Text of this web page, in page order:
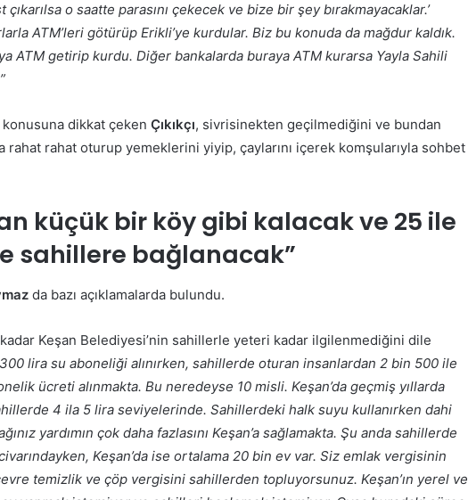
o saatte parasını çekecek ve bize bir şey bırakmayacaklar.’
ATM’leri götürüp Erikli’ye kurdular. Biz bu konuda da mağdur kaldık.
ATM getirip kurdu. Diğer bankalarda buraya ATM kurarsa Yayla Sahili
dikkat çeken Çıkıkçı, sivrisinekten geçilmediğini ve bundan
rahat rahat oturup yemeklerini yiyip, çaylarını içerek komşularıyla sohbet
küçük bir köy gibi kalacak ve 25 ile
sahillere bağlanacak”
da bazı açıklamalarda bulundu.
Keşan Belediyesi’nin sahillerle yeteri kadar ilgilenmediğini dile
300 lira su aboneliği alınırken, sahillerde oturan insanlardan 2 bin 500 ile
ücreti alınmakta. Bu neredeyse 10 misli. Keşan’da geçmiş yıllarda
4 ila 5 lira seviyelerinde. Sahillerdeki halk suyu kullanırken dahi
yardımın çok daha fazlasını Keşan’a sağlamakta. Şu anda sahillerde
Keşan’da ise ortalama 20 bin ev var. Siz emlak vergisinin
temizlik ve çöp vergisini sahillerden topluyorsunuz. Keşan’ın yerel ve